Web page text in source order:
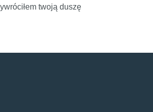
twoją duszę